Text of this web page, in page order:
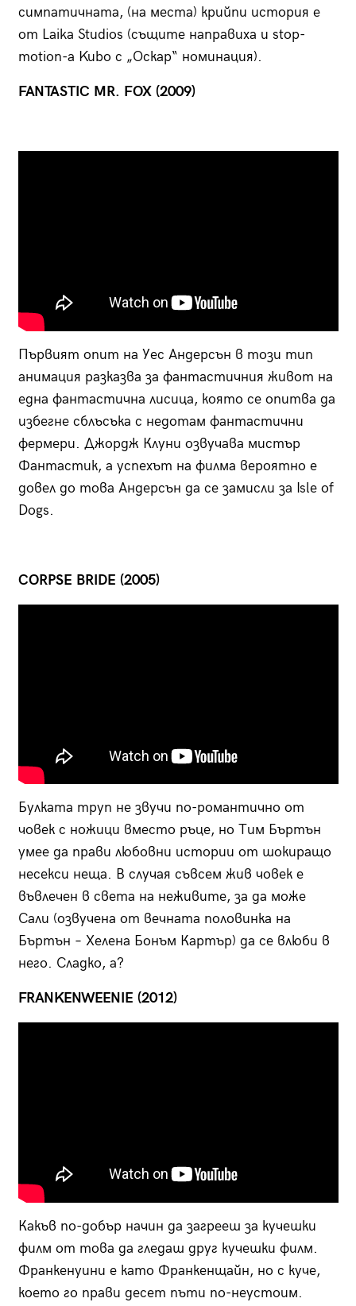
симпатичната, (на места) крийпи история е
от Laika Studios (същите направиха и stop-
motion-а Kubo с „Оскар“ номинация).
FANTASTIC MR. FOX (2009)
Първият опит на Уес Андерсън в този тип
анимация разказва за фантастичния живот на
една фантастична лисица, която се опитва да
избегне сблъсъка с недотам фантастични
фермери. Джордж Клуни озвучава мистър
Фантастик, а успехът на филма вероятно е
довел до това Андерсън да се замисли за Isle of
Dogs.
CORPSE BRIDE (2005)
Булката труп не звучи по-романтично от
човек с ножици вместо ръце, но Тим Бъртън
умее да прави любовни истории от шокиращо
несекси неща. В случая съвсем жив човек е
въвлечен в света на неживите, за да може
Сали (озвучена от вечната половинка на
Бъртън – Хелена Бонъм Картър) да се влюби в
него. Сладко, а?
FRANKENWEENIE (2012)
Какъв по-добър начин да загрееш за кучешки
филм от това да гледаш друг кучешки филм.
Франкенуини е като Франкенщайн, но с куче,
което го прави десет пъти по-неустоим.